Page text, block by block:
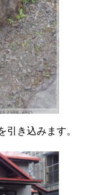
き込みます。